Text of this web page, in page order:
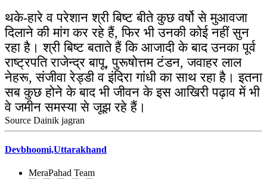
थके-हारे व परेशान श्री बिष्ट बीते कुछ वर्षो से मुआवजा
दिलाने की मांग कर रहे हैं, फिर भी उनकी कोई नहीं सुन
रहा है। श्री बिष्ट बताते हैं कि आजादी के बाद उनका पूर्व
राष्ट्रपति राजेन्द्र बापू, पुरूषोत्तम टंडन, जवाहर लाल
नेहरू, संजीवा रेड्डी व इंदिरा गांधी का साथ रहा है। इतना
सब कुछ होने के बाद भी जीवन के इस आखिरी पढ़ाव में भी
वे जमीन समस्या से जूझ रहे हैं।
Source Dainik jagran
Devbhoomi,Uttarakhand
MeraPahad Team